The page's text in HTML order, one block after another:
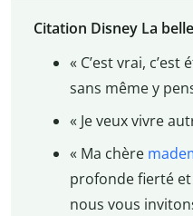
Citation Disney La
« C’est vrai,
sans même y
« Je veux vivre
« Ma chère
profonde fierté
nous vous